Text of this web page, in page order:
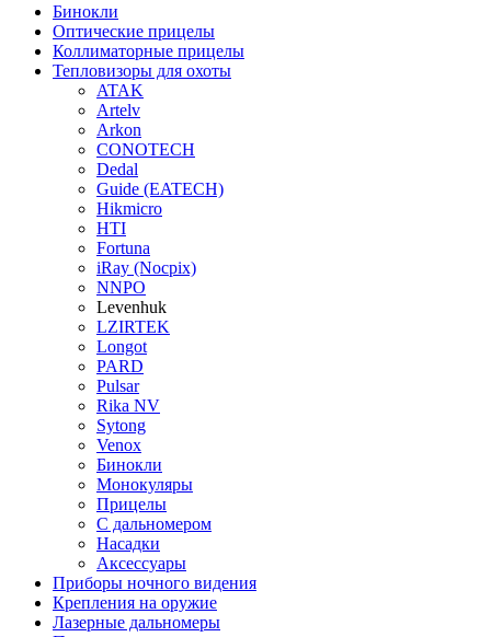
Бинокли
Оптические прицелы
Коллиматорные прицелы
Тепловизоры для охоты
ATAK
Artelv
Arkon
CONOTECH
Dedal
Guide (EATECH)
Hikmicro
HTI
Fortuna
iRay (Nocpix)
NNPO
Levenhuk
LZIRTEK
Longot
PARD
Pulsar
Rika NV
Sytong
Venox
Бинокли
Монокуляры
Прицелы
С дальномером
Насадки
Аксессуары
Приборы ночного видения
Крепления на оружие
Лазерные дальномеры